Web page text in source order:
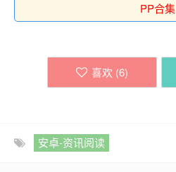
PP合集
喜欢 (6)
安卓-资讯阅读